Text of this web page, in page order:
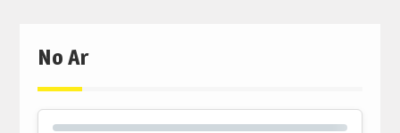
No Ar